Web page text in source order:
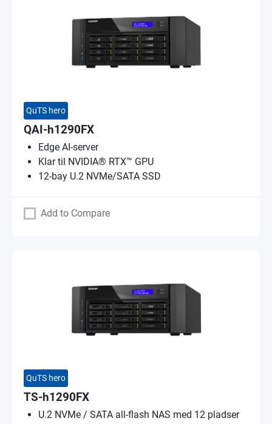
QuTS hero
QAI-h1290FX
Edge AI-server
Klar til NVIDIA® RTX™ GPU
12-bay U.2 NVMe/SATA SSD
Add to Compare
QuTS hero
TS-h1290FX
U.2 NVMe / SATA all-flash NAS med 12 pladser